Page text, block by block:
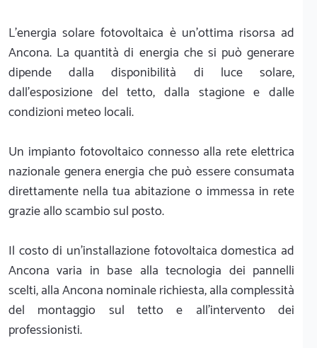
L'energia solare fotovoltaica è un'ottima risorsa ad
Ancona. La quantità di energia che si può generare
dipende dalla disponibilità di luce solare,
dall'esposizione del tetto, dalla stagione e dalle
condizioni meteo locali.
Un impianto fotovoltaico connesso alla rete elettrica
nazionale genera energia che può essere consumata
direttamente nella tua abitazione o immessa in rete
grazie allo scambio sul posto.
Il costo di un'installazione fotovoltaica domestica ad
Ancona varia in base alla tecnologia dei pannelli
scelti, alla Ancona nominale richiesta, alla complessità
del montaggio sul tetto e all'intervento dei
professionisti.